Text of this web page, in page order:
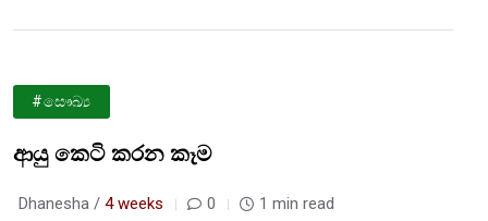
#සෞඛ්‍ය
ආයු කෙටි කරන කෑම
Dhanesha / 4 weeks 0 1 min read